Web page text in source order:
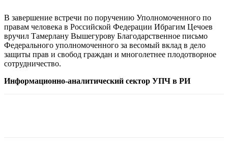
В завершение встречи по поручению Уполномоченного по
правам человека в Российской Федерации Ибрагим Цечоев
вручил Тамерлану Вышегурову Благодарственное письмо
Федерального уполномоченного за весомый вклад в дело
защиты прав и свобод граждан и многолетнее плодотворное
сотрудничество.
Информационно-аналитический сектор УПЧ в РИ